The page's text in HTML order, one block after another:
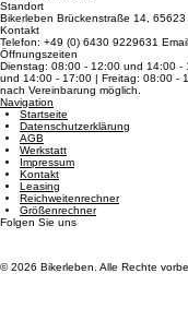
Kontakt & Anfahrt
Standort
Bikerleben Brückenstraße 14, 65623
Kontakt
Telefon: +49 (0) 6430 9229631
Öffnungszeiten
Dienstag: 08:00 - 12:00 und 14:00 -
und 14:00 - 17:00 | Freitag: 08:00 -
nach Vereinbarung möglich.
Navigation
Startseite
Datenschutzerklärung
AGB
Werkstatt
Impressum
Kontakt
Leasing